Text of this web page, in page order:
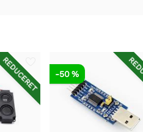
REDUCERET -50 %